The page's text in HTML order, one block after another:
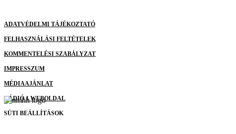
ADATVÉDELMI TÁJÉKOZTATÓ
FELHASZNÁLÁSI FELTÉTELEK
KOMMENTELÉSI SZABÁLYZAT
IMPRESSZUM
MÉDIAAJÁNLAT
RÁDIÓ 1 WEBOLDAL
SÜTI BEÁLLÍTÁSOK